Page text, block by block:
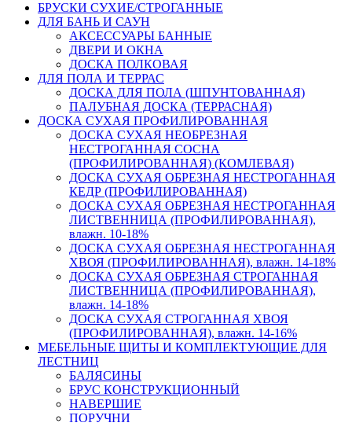
БРУСКИ СУХИЕ/СТРОГАННЫЕ
ДЛЯ БАНЬ И САУН
АКСЕССУАРЫ БАННЫЕ
ДВЕРИ И ОКНА
ДОСКА ПОЛКОВАЯ
ДЛЯ ПОЛА И ТЕРРАС
ДОСКА ДЛЯ ПОЛА (ШПУНТОВАННАЯ)
ПАЛУБНАЯ ДОСКА (ТЕРРАСНАЯ)
ДОСКА СУХАЯ ПРОФИЛИРОВАННАЯ
ДОСКА СУХАЯ НЕОБРЕЗНАЯ
НЕСТРОГАННАЯ СОСНА
(ПРОФИЛИРОВАННАЯ) (КОМЛЕВАЯ)
ДОСКА СУХАЯ ОБРЕЗНАЯ НЕСТРОГАННАЯ
КЕДР (ПРОФИЛИРОВАННАЯ)
ДОСКА СУХАЯ ОБРЕЗНАЯ НЕСТРОГАННАЯ
ЛИСТВЕННИЦА (ПРОФИЛИРОВАННАЯ),
влажн. 10-18%
ДОСКА СУХАЯ ОБРЕЗНАЯ НЕСТРОГАННАЯ
ХВОЯ (ПРОФИЛИРОВАННАЯ), влажн. 14-18%
ДОСКА СУХАЯ ОБРЕЗНАЯ СТРОГАННАЯ
ЛИСТВЕННИЦА (ПРОФИЛИРОВАННАЯ),
влажн. 14-18%
ДОСКА СУХАЯ СТРОГАННАЯ ХВОЯ
(ПРОФИЛИРОВАННАЯ), влажн. 14-16%
МЕБЕЛЬНЫЕ ЩИТЫ И КОМПЛЕКТУЮЩИЕ ДЛЯ
ЛЕСТНИЦ
БАЛЯСИНЫ
БРУС КОНСТРУКЦИОННЫЙ
НАВЕРШИЕ
ПОРУЧНИ